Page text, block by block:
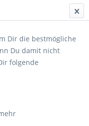
Dir die bestmögliche
Du damit nicht
folgende